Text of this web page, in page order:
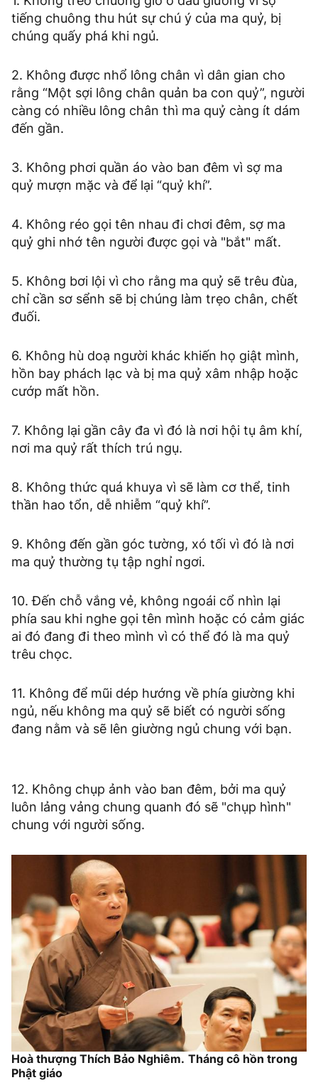
tiếng chuông thu hút sự chú ý của ma quỷ, bị
chúng quấy phá khi ngủ.
2. Không được nhổ lông chân vì dân gian cho
rằng “Một sợi lông chân quản ba con quỷ”, người
càng có nhiều lông chân thì ma quỷ càng ít dám
đến gần.
3. Không phơi quần áo vào ban đêm vì sợ ma
quỷ mượn mặc và để lại “quỷ khí”.
4. Không réo gọi tên nhau đi chơi đêm, sợ ma
quỷ ghi nhớ tên người được gọi và "bắt" mất.
5. Không bơi lội vì cho rằng ma quỷ sẽ trêu đùa,
chỉ cần sơ sểnh sẽ bị chúng làm trẹo chân, chết
đuối.
6. Không hù doạ người khác khiến họ giật mình,
hồn bay phách lạc và bị ma quỷ xâm nhập hoặc
cướp mất hồn.
7. Không lại gần cây đa vì đó là nơi hội tụ âm khí,
nơi ma quỷ rất thích trú ngụ.
8. Không thức quá khuya vì sẽ làm cơ thể, tinh
thần hao tổn, dễ nhiễm “quỷ khí”.
9. Không đến gần góc tường, xó tối vì đó là nơi
ma quỷ thường tụ tập nghỉ ngơi.
10. Đến chỗ vắng vẻ, không ngoái cổ nhìn lại
phía sau khi nghe gọi tên mình hoặc có cảm giác
ai đó đang đi theo mình vì có thể đó là ma quỷ
trêu chọc.
11. Không để mũi dép hướng về phía giường khi
ngủ, nếu không ma quỷ sẽ biết có người sống
đang nằm và sẽ lên giường ngủ chung với bạn.
12. Không chụp ảnh vào ban đêm, bởi ma quỷ
luôn lảng vảng chung quanh đó sẽ "chụp hình"
chung với người sống.
Hoà thượng Thích Bảo Nghiêm. Tháng cô hồn trong
Phật giáo